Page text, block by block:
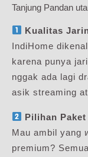
Tanjung Pandan
Kualitas
IndiHome
karena punya
nggak ada lagi
asik streaming
Pilihan
Mau ambil yang
premium?